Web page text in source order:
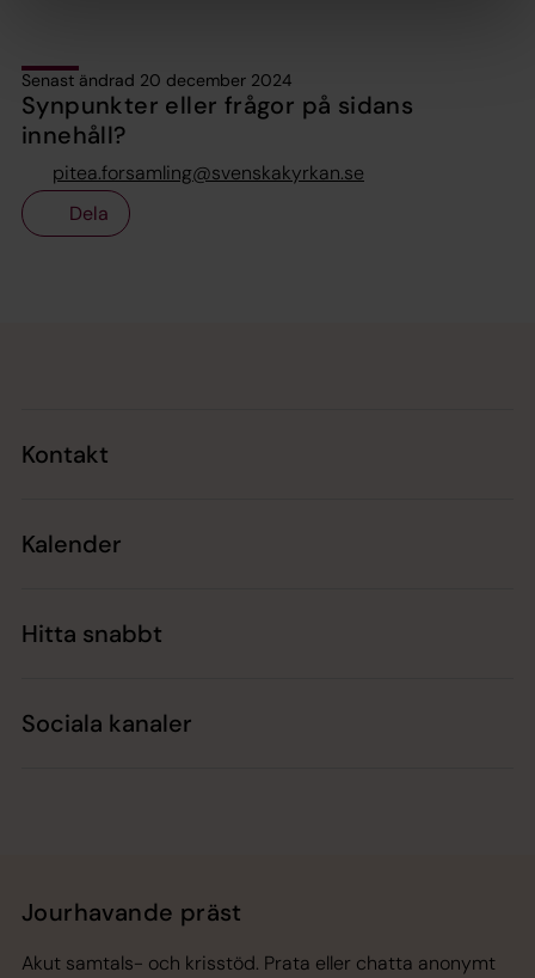
Senast ändrad 20 december 2024
Synpunkter eller frågor på sidans
innehåll?
pitea.forsamling@svenskakyrkan.se
Dela
Kontakt
Kalender
Hitta snabbt
Sociala kanaler
Jourhavande präst
Akut samtals- och krisstöd. Prata eller chatta anonymt